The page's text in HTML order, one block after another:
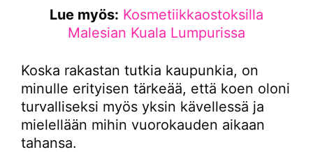
Lue myös: Kosmetiikkaostoksilla
Malesian Kuala Lumpurissa
Koska rakastan tutkia kaupunkia, on
minulle erityisen tärkeää, että koen oloni
turvalliseksi myös yksin kävellessä ja
mielellään mihin vuorokauden aikaan
tahansa.